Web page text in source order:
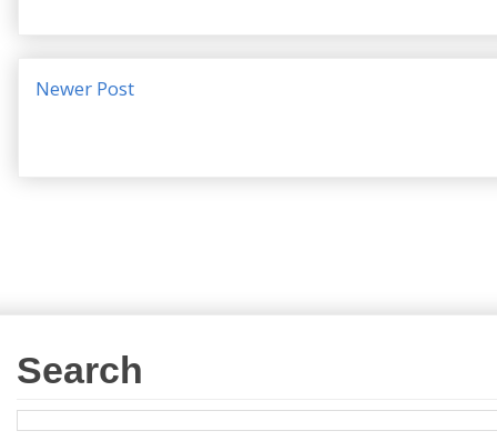
Newer Post
Search